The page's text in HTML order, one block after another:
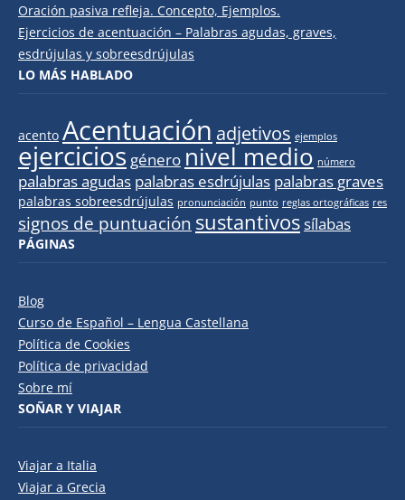
Oración pasiva refleja. Concepto, Ejemplos.
Ejercicios de acentuación – Palabras agudas, graves,
esdrújulas y sobreesdrújulas
LO MÁS HABLADO
acento Acentuación adjetivos ejemplos
ejercicios género nivel medio número
palabras agudas palabras esdrújulas palabras graves
palabras sobreesdrújulas pronunciación punto reglas ortográficas res
signos de puntuación sustantivossílabas
PÁGINAS
Blog
Curso de Español – Lengua Castellana
Política de Cookies
Política de privacidad
Sobre mí
SOÑAR Y VIAJAR
Viajar a Italia
Viajar a Grecia